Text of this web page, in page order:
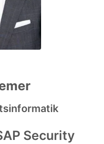
Security